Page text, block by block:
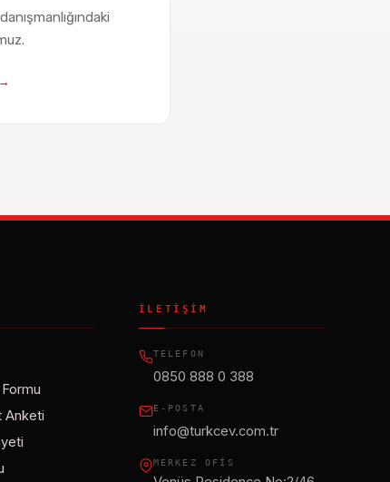
Anketi
İLETIŞIM
TELEFON
0850 888 0 388
E-POSTA
info@turkcev.com.tr
MERKEZ OFIS